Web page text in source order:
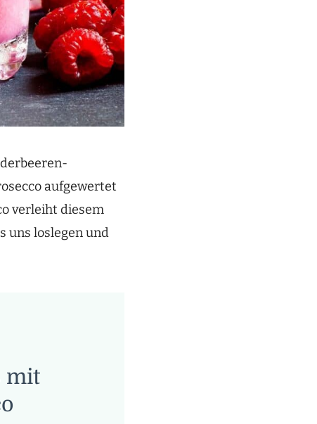
aufgewertet
verleiht diesem
uns loslegen und
mit